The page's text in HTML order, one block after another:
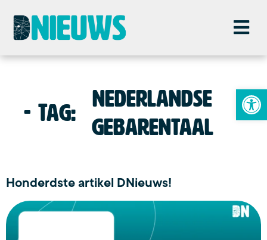
Tag:
nederlandse
gebarentaal
Honderdste artikel DNieuws!